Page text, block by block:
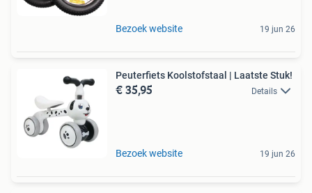
Bezoek website 19 jun 26
Peuterfiets Koolstofstaal | Laatste Stuk!
€ 35,95 Details
Bezoek website 19 jun 26